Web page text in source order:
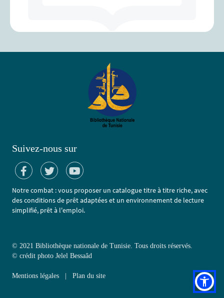
Suivez-nous sur
Notre combat : vous proposer un catalogue titre à titre riche, avec
des conditions de prêt adaptées et un environnement de lecture
simplifié, prêt à l'emploi.
© 2021 Bibliothèque nationale de Tunisie. Tous droits réservés.
© crédit photo Jelel Bessaâd
Mentions légales Plan du site